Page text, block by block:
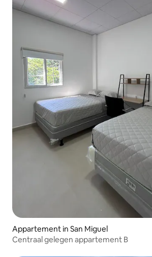
Appartement in San Miguel
Centraal gelegen appartement B